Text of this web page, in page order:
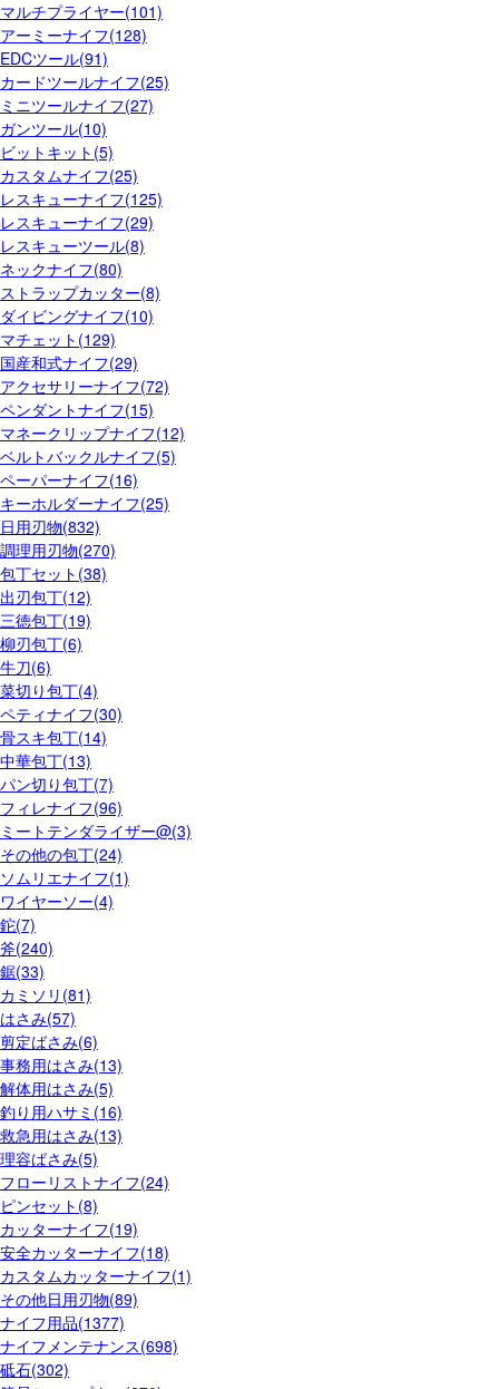
マルチプライヤー(101)
アーミーナイフ(128)
EDCツール(91)
カードツールナイフ(25)
ミニツールナイフ(27)
ガンツール(10)
ビットキット(5)
カスタムナイフ(25)
レスキューナイフ(125)
レスキューナイフ(29)
レスキューツール(8)
ネックナイフ(80)
ストラップカッター(8)
ダイビングナイフ(10)
マチェット(129)
国産和式ナイフ(29)
アクセサリーナイフ(72)
ペンダントナイフ(15)
マネークリップナイフ(12)
ベルトバックルナイフ(5)
ペーパーナイフ(16)
キーホルダーナイフ(25)
日用刃物(832)
調理用刃物(270)
包丁セット(38)
出刃包丁(12)
三徳包丁(19)
柳刃包丁(6)
牛刀(6)
菜切り包丁(4)
ペティナイフ(30)
骨スキ包丁(14)
中華包丁(13)
パン切り包丁(7)
フィレナイフ(96)
ミートテンダライザー@(3)
その他の包丁(24)
ソムリエナイフ(1)
ワイヤーソー(4)
鉈(7)
斧(240)
鋸(33)
カミソリ(81)
はさみ(57)
剪定ばさみ(6)
事務用はさみ(13)
解体用はさみ(5)
釣り用ハサミ(16)
救急用はさみ(13)
理容ばさみ(5)
フローリストナイフ(24)
ピンセット(8)
カッターナイフ(19)
安全カッターナイフ(18)
カスタムカッターナイフ(1)
その他日用刃物(89)
ナイフ用品(1377)
ナイフメンテナンス(698)
砥石(302)